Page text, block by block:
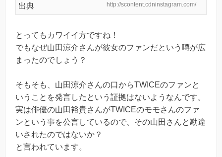
出典 http://scontent.cdninstagram.com/
とってもカワイイ方ですね！
でもなぜ山田涼介さんが彼女のファンだという噂が広
まったのでしょう？
そもそも、山田涼介さんの口からTWICEのファンと
いうことを発言したという証拠はないようなんです。
実は俳優の山田裕貴さんがTWICEのモモさんのファ
ンという事を公言しているので、その山田さんと勘違
いされたのではないか？
と言われています。